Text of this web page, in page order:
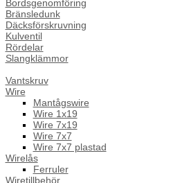
Bordsgenomföring
Bränsledunk
Däcksförskruvning
Kulventil
Rördelar
Slangklämmor
Vantskruv
Wire
Mantågswire
Wire 1x19
Wire 7x19
Wire 7x7
Wire 7x7 plastad
Wirelås
Ferruler
Wiretillbehör
bricka typ A T6ST
16mm w.